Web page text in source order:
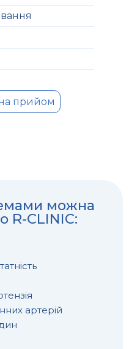
прийом
можна
R-CLINIC:
артерій